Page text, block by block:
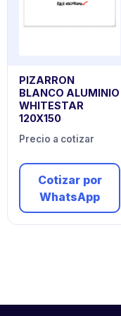
PIZARRON
BLANCO ALUMINIO
WHITESTAR
120X150
Precio a cotizar
Cotizar por
WhatsApp